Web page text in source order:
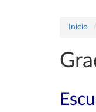
Inicio